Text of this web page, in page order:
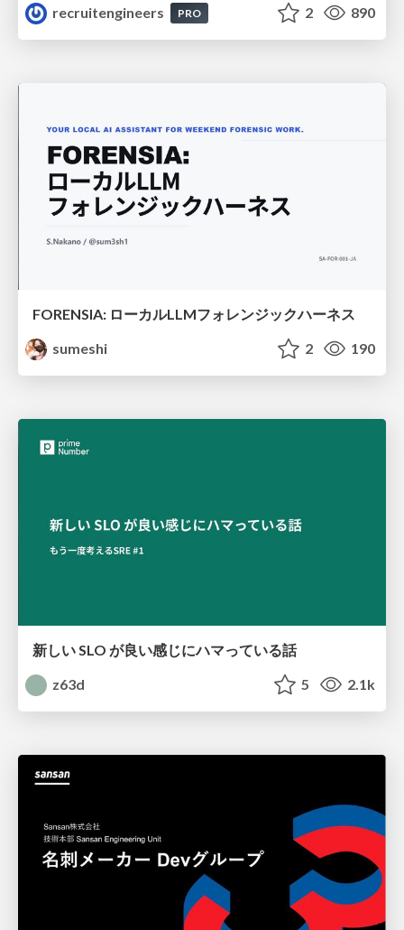
recruitengineers
PRO 2 890
FORENSIA: ローカルLLMフォレンジックハーネス
sumeshi
2 190
新しい SLO が良い感じにハマっている話
z63d
5 2.1k